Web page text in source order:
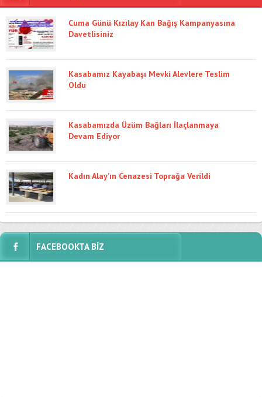
Cuma Günü Kızılay Kan Bağış Kampanyasına
Davetlisiniz
Kasabamız Kayabaşı Mevki Alevlere Teslim
Oldu
Kasabamızda Üzüm Bağları İlaçlanmaya
Devam Ediyor
Kadın Alay’ın Cenazesi Toprağa Verildi
FACEBOOKTA BİZ